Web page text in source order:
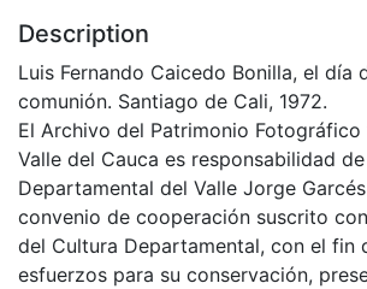
Description
Luis Fernando Caicedo Bonilla, el día
comunión. Santiago de Cali, 1972.
El Archivo del Patrimonio Fotográfico
Valle del Cauca es responsabilidad
Departamental del Valle Jorge
convenio de cooperación suscrito
del Cultura Departamental, con el fin
esfuerzos para su conservación,